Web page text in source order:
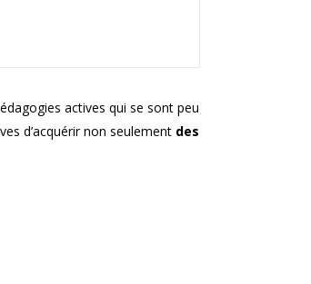
actives qui se sont peu
d’acquérir non seulement des